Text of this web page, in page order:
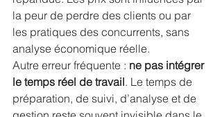
la peur de perdre des clients ou par
les pratiques des concurrents, sans
analyse économique réelle.
Autre erreur fréquente : ne pas intégrer
le temps réel de travail. Le temps de
préparation, de suivi, d’analyse et de